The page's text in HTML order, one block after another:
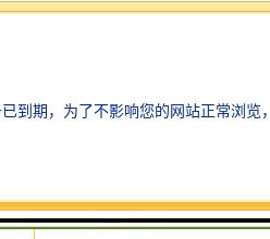
量计。 9、合理的双路双泵
气泵中。